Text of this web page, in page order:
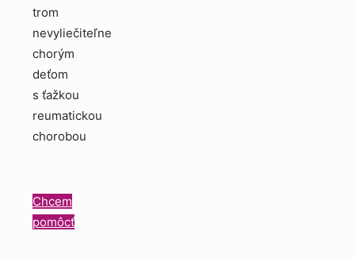
trom
nevyliečiteľne
chorým
deťom
s ťažkou
reumatickou
chorobou
Chcem
pomôcť